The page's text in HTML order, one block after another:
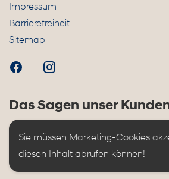
Impressum
Barrierefreiheit
Sitemap
Das Sagen unser
Sie müssen Marketing-Cookies
diesen Inhalt abrufen können!